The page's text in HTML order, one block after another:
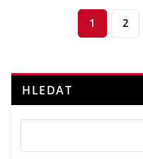
Stránkování
1 2
HLEDAT